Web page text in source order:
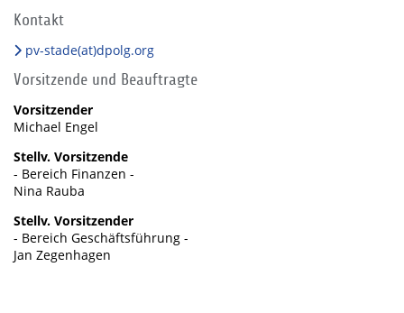
Kontakt
pv-stade(at)dpolg.org
Vorsitzende und Beauftragte
Vorsitzender
Michael Engel
Stellv. Vorsitzende
- Bereich Finanzen -
Nina Rauba
Stellv. Vorsitzender
- Bereich Geschäftsführung -
Jan Zegenhagen